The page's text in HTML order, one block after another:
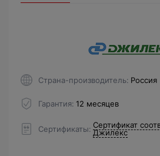
Страна-производитель Россия
Гарантия 12 месяцев
Сертификаты Сертификат
Джилекс